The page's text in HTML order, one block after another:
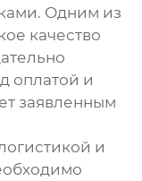
Одним из
качество
оплатой и
заявленным
и